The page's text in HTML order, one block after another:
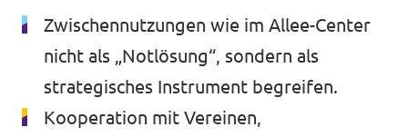
Zwischennutzungen wie im Allee-Center
nicht als „Notlösung“, sondern als
strategisches Instrument begreifen.
Kooperation mit Vereinen,